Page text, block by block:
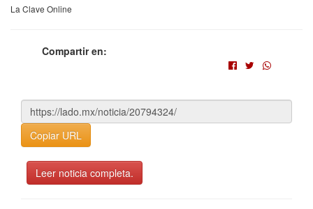
La Clave Online
Compartir en:
Copiar URL
Leer noticia completa.